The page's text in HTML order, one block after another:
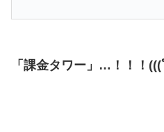
「課金タワー」…！！！